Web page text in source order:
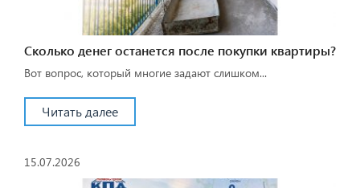
Сколько денег останется после покупки квартиры?
Вот вопрос, который многие задают слишком...
Читать далее
15.07.2026